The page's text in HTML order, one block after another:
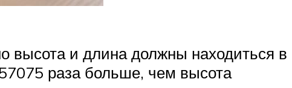
высота и длина должны находиться в
раза больше, чем высота